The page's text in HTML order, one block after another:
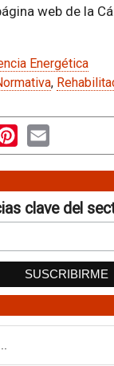
web de la
Energética
,
PinterestEmail
clave del